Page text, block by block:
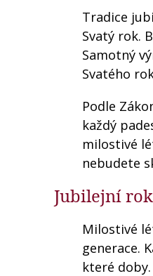
Tradice
Svatý rok.
Samotný
Svatého
Podle
každý
milostivé
nebudete
Jubilejní
Milostivé
generace.
které